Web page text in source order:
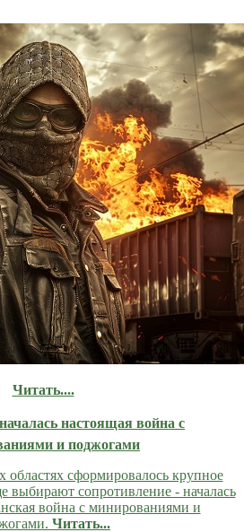
Читать....
настоящая война с
и поджогами
сформировалось крупное
выбирают сопротивление - началась
война с минированиями и
Читать...